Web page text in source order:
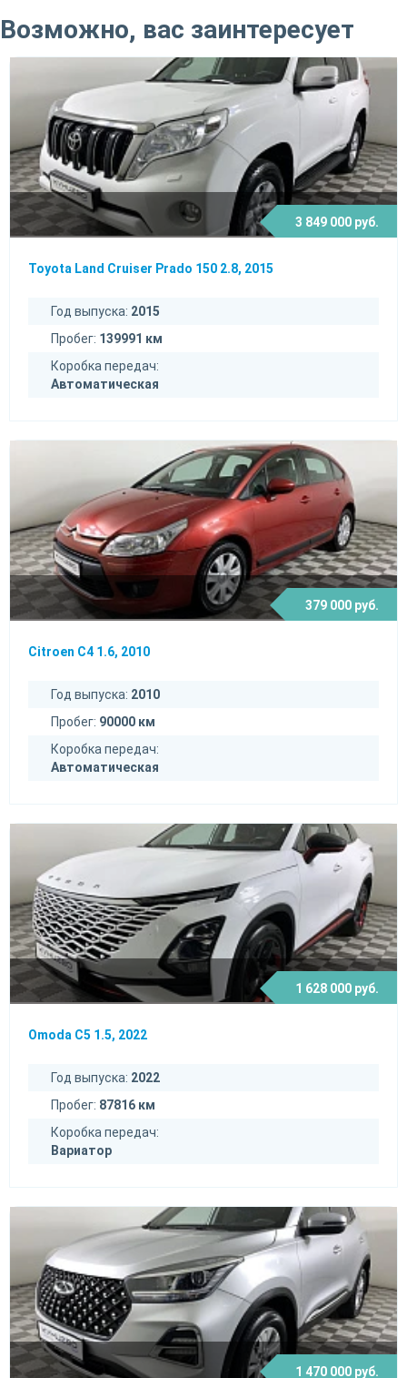
Возможно, вас заинтересует
3 849 000 руб.
Toyota Land Cruiser Prado 150 2.8, 2015
Год выпуска: 2015
Пробег: 139991 км
Коробка передач:
Автоматическая
379 000 руб.
Citroen C4 1.6, 2010
Год выпуска: 2010
Пробег: 90000 км
Коробка передач:
Автоматическая
1 628 000 руб.
Omoda C5 1.5, 2022
Год выпуска: 2022
Пробег: 87816 км
Коробка передач:
Вариатор
1 470 000 руб.